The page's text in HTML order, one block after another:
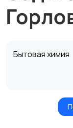
Бытовая химия
Кровати и